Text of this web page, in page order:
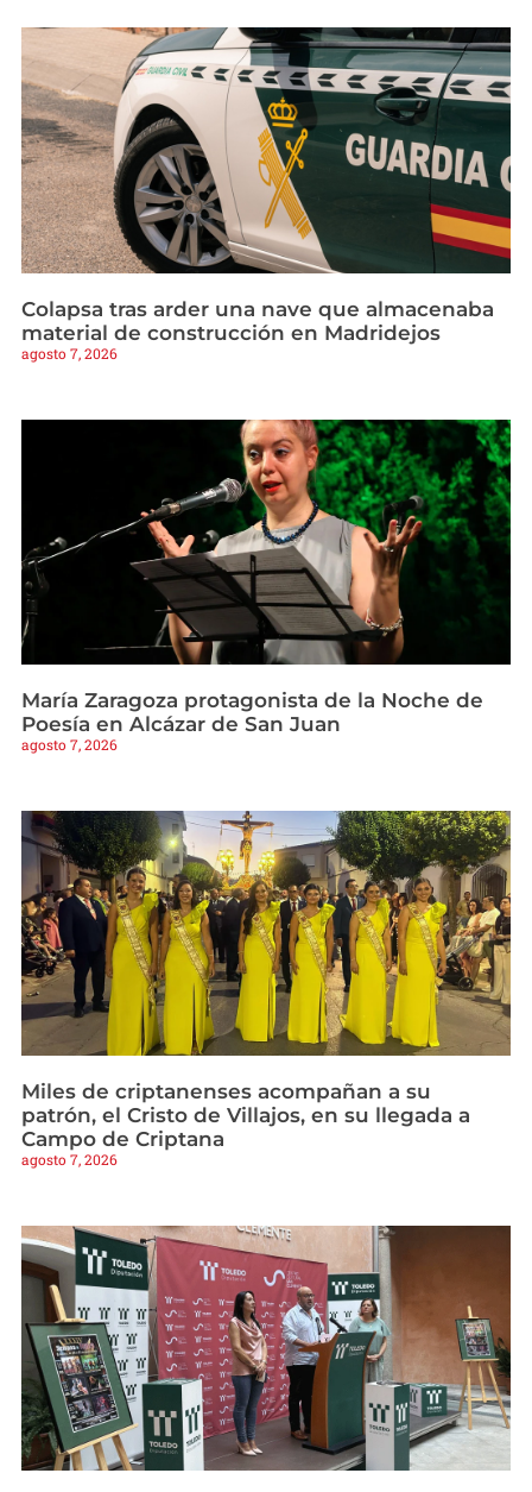
Colapsa tras arder una nave que almacenaba
material de construcción en Madridejos
agosto 7, 2026
María Zaragoza protagonista de la Noche de
Poesía en Alcázar de San Juan
agosto 7, 2026
Miles de criptanenses acompañan a su
patrón, el Cristo de Villajos, en su llegada a
Campo de Criptana
agosto 7, 2026